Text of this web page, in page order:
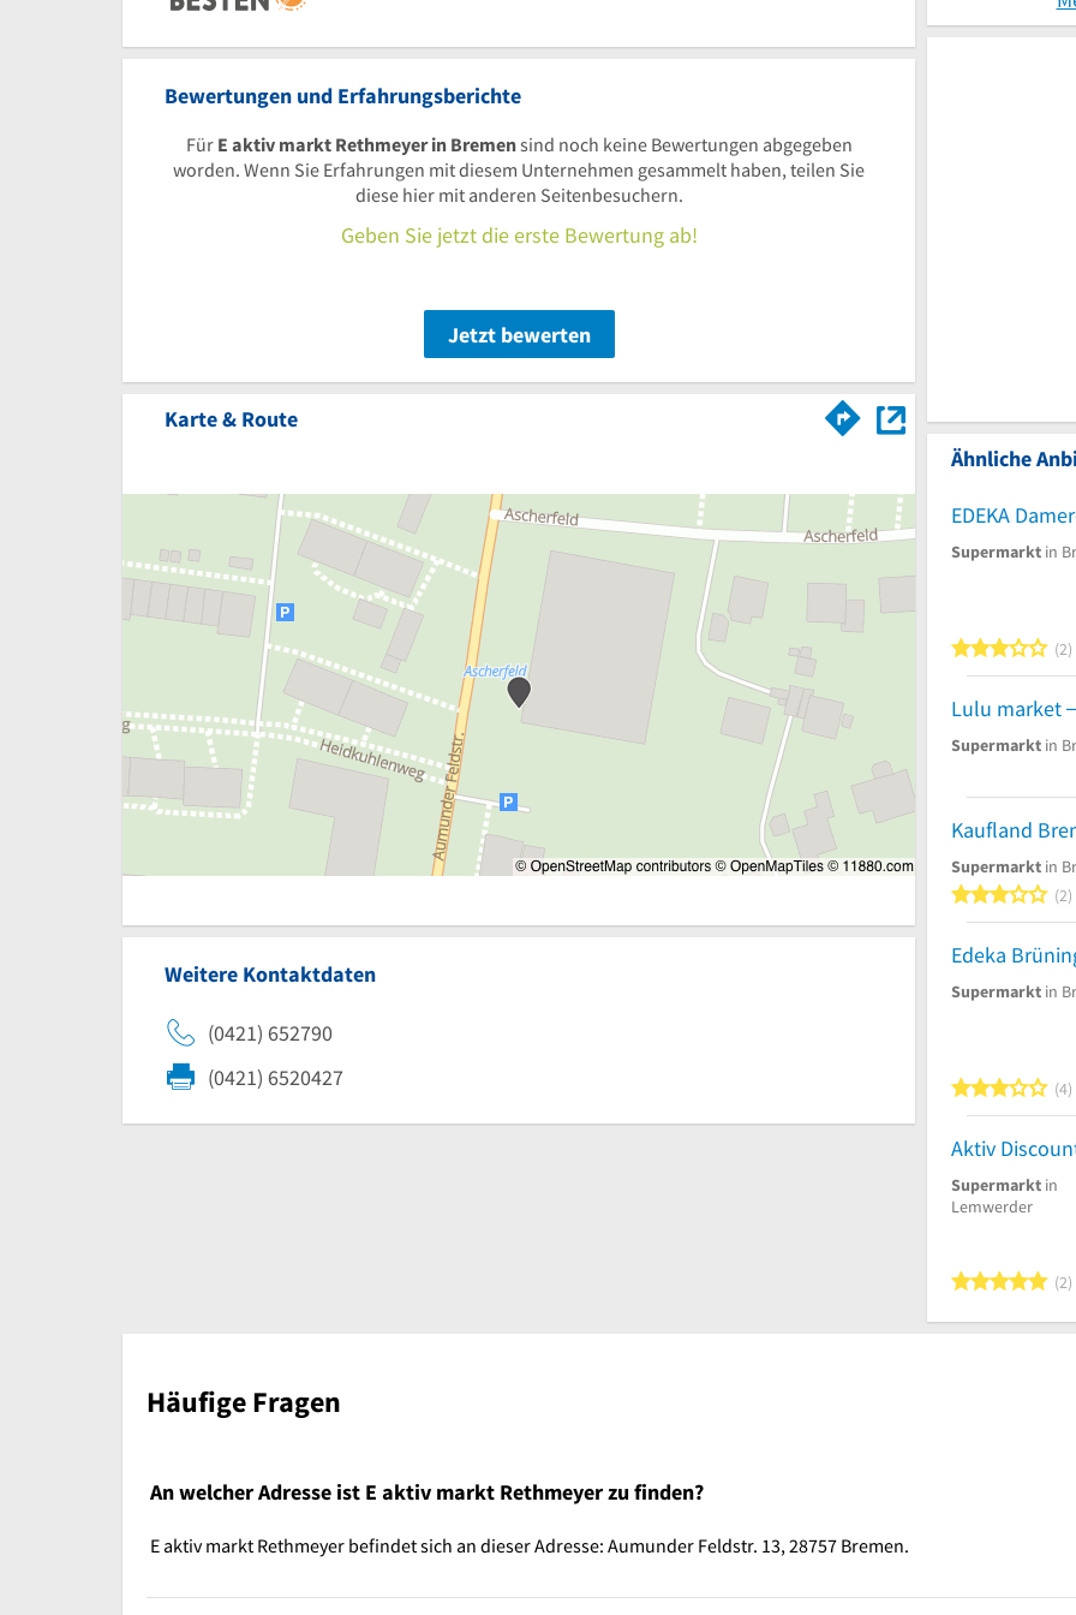
Bewertungen und Erfahrungsberichte
Für E aktiv markt Rethmeyer in Bremensind noch keine Bewertungen abgegeben
worden. Wenn Sie Erfahrungen mit diesem Unternehmen gesammelt haben, teilen Sie
diese hier mit anderen Seitenbesuchern.
Geben Sie jetzt die erste Bewertung ab!
Jetzt bewerten
Karte & Route
Weitere Kontaktdaten
(0421) 652790
(0421) 6520427
Ähnliche
EDEKA
Supermarkt in
3
2
Lulu market
Supermarkt in
Supermarkt in
3
2
Edeka
Supermarkt in
3
4
Supermarkt in
Lemwerder
5
2
Häufige Fragen
An welcher Adresse ist E aktiv markt Rethmeyer zu finden?
E aktiv markt Rethmeyer befindet sich an dieser Adresse: Aumunder Feldstr. 13, 28757 Bremen.